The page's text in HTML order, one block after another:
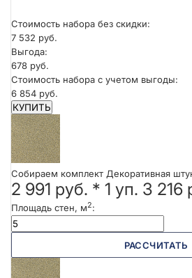
Стоимость набора без скидки:
7 532 руб.
Выгода:
678 руб.
Стоимость набора с учетом выгоды:
6 854 руб.
КУПИТЬ
Собираем комплект Декоративная
2 991 руб. * 1 уп. 3 216
Площадь стен, м2:
РАССЧИТАТЬ